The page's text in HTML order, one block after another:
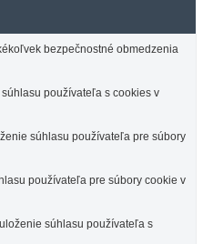
bezpečnostné obmedzenia
používateľa s cookies v
súhlasu používateľa pre súbory
používateľa pre súbory cookie v
súhlasu používateľa s